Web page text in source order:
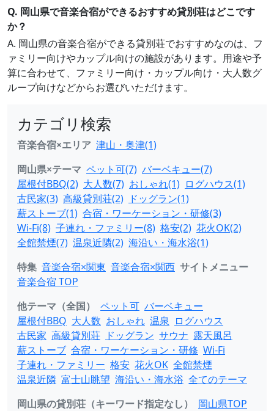
Q. 岡山県で音楽合宿ができるおすすめ貸別荘はどこです
か？
A. 岡山県の音楽合宿ができる貸別荘でおすすめなのは、フ
ァミリー向けやカップル向けの施設があります。用途や予
算に合わせて、ファミリー向け・カップル向け・大人数グ
ループ向けなどからお選びいただけます。
カテゴリ検索
音楽合宿×エリア 津山・奥津(1)
岡山県×テーマ ペット可(7) バーベキュー(7)
屋根付BBQ(2) 大人数(7) おしゃれ(1) ログハウス(1)
古民家(3) 高級貸別荘(2) ドッグラン(1)
薪ストーブ(1) 合宿・ワーケーション・研修(3)
Wi-Fi(8) 子連れ・ファミリー(8) 格安(2) 花火OK(2)
全館禁煙(7) 温泉近隣(2) 海沿い・海水浴(1)
特集 音楽合宿×関東 音楽合宿×関西 サイトメニュー
音楽合宿 TOP
他テーマ（全国）
ペット可 バーベキュー
屋根付BBQ 大人数 おしゃれ 温泉 ログハウス
古民家 高級貸別荘 ドッグラン サウナ 露天風呂
薪ストーブ 合宿・ワーケーション・研修 Wi-Fi
子連れ・ファミリー 格安 花火OK 全館禁煙
温泉近隣 富士山眺望 海沿い・海水浴 全てのテーマ
岡山県の貸別荘（キーワード指定なし）
岡山県TOP